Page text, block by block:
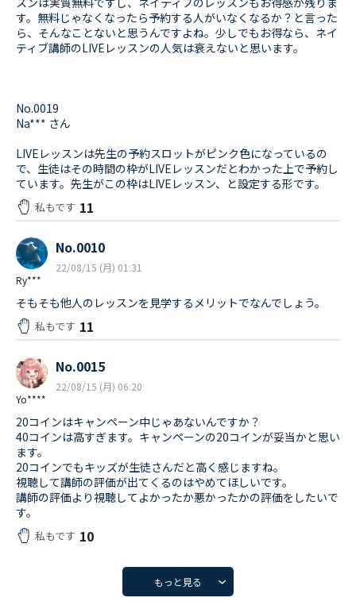
す。無料じゃなくなったら予約する人がいなくなるか？と言った
ら、そんなことないと思うんですよね。少しでもお得なら、ネイ
ティブ講師のLIVEレッスンの人気は衰えないと思います。
No.0019
Na*** さん
LIVEレッスンは先生の予約スロットがピンク色になっているの
で、生徒はその時間の枠がLIVEレッスンだとわかった上で予約し
ています。先生がこの枠はLIVEレッスン、と設定する形です。
私もです 11
Ry***
No.0010
22/08/15 (月) 01:31
そもそも他人のレッスンを見学するメリットでなんでしょう。
私もです 11
Yo****
No.0015
22/08/15 (月) 06:20
20コインはキャンペーン中じゃあないんですか？
40コインは高すぎます。キャンペーンの20コインが妥当かと思い
ます。
20コインでもキッズが生徒さんだと高く感じますね。
視聴して講師の評価が出てくるのはやめてほしいです。
講師の評価より視聴してよかったか悪かったかの評価をしたいで
す。
私もです 10
もっと見る